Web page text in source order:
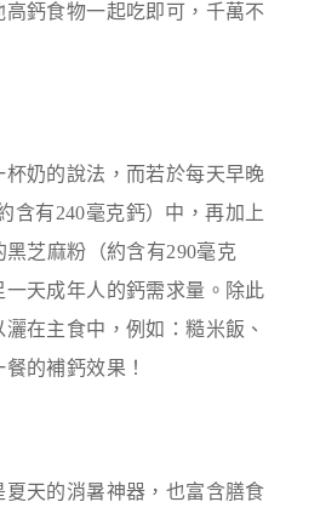
鈣食物一起吃即可，千萬不
奶的說法，而若於每天早晚
含有240毫克鈣）中，再加上
芝麻粉（約含有290毫克
天成年人的鈣需求量。除此
在主食中，例如：糙米飯、
的補鈣效果！
天的消暑神器，也富含膳食